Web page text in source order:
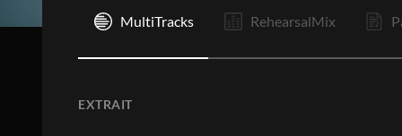
MultiTracks RehearsalMix
EXTRAIT